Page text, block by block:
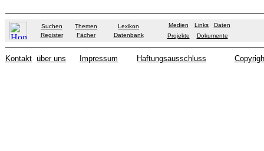
Suchen Themen
Lexikon
Register
Fächer Datenbank
Medien Links
Daten
Projekte
Dokumente
Kontakt über uns Impressum Haftungsausschluss